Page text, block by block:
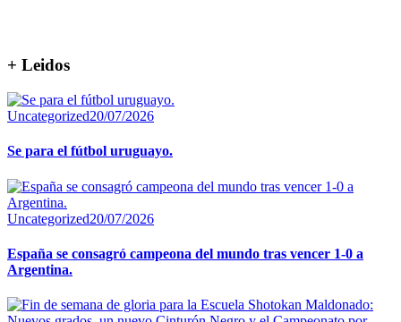
+ Leidos
Uncategorized20/07/2026
Se para el fútbol uruguayo.
Uncategorized20/07/2026
España se consagró campeona del mundo tras vencer 1-0 a
Argentina.